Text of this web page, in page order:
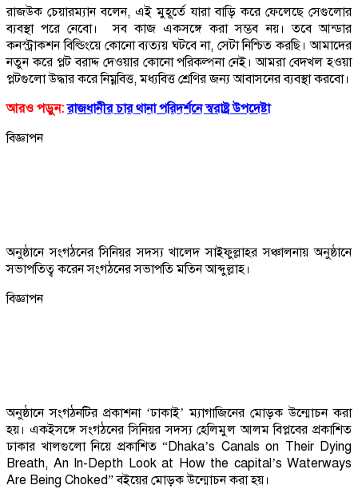
রাজউক চেয়ারম্যান বলেন, এই মুহূর্তে যারা বাড়ি করে ফেলেছে সেগুলোর
ব্যবস্থা পরে নেবো। সব কাজ একসঙ্গে করা সম্ভব নয়। তবে আন্ডার
কনস্ট্রাকশন বিল্ডিংয়ে কোনো ব্যত্যয় ঘটবে না, সেটা নিশ্চিত করছি। আমাদের
নতুন করে প্লট বরাদ্দ দেওয়ার কোনো পরিকল্পনা নেই। আমরা বেদখল হওয়া
প্লটগুলো উদ্ধার করে নিম্নবিত্ত, মধ্যবিত্ত শ্রেণির জন্য আবাসনের ব্যবস্থা করবো।
আরও পড়ুন:রাজধানীর চার থানা পরিদর্শনে স্বরাষ্ট্র উপদেষ্টা
বিজ্ঞাপন
অনুষ্ঠানে সংগঠনের সিনিয়র সদস্য খালেদ সাইফুল্লাহর সঞ্চালনায় অনুষ্ঠানে
সভাপতিত্ব করেন সংগঠনের সভাপতি মতিন আব্দুল্লাহ।
বিজ্ঞাপন
অনুষ্ঠানে সংগঠনটির প্রকাশনা ‘ঢাকাই’ ম্যাগাজিনের মোড়ক উন্মোচন করা
হয়। একইসঙ্গে সংগঠনের সিনিয়র সদস্য হেলিমুল আলম বিপ্লবের প্রকাশিত
ঢাকার খালগুলো নিয়ে প্রকাশিত “Dhaka’s Canals on Their Dying
Breath, An In-Depth Look at How the capital’s Waterways
Are Being Choked” বইয়ের মোড়ক উন্মোচন করা হয়।